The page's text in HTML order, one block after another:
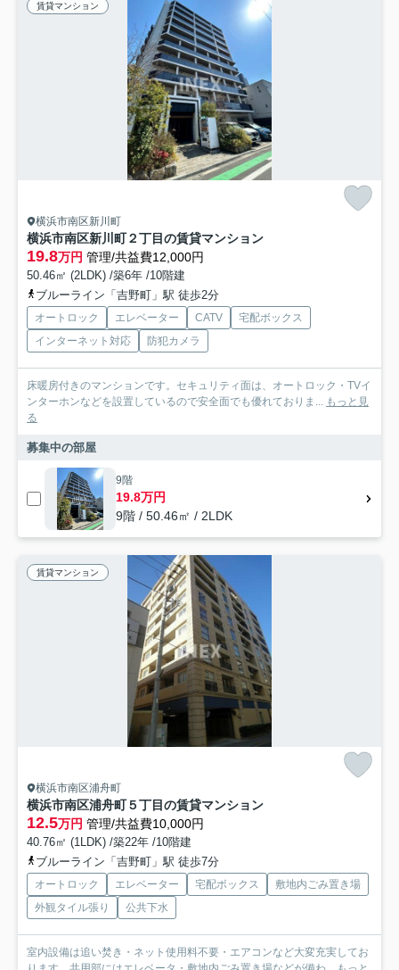
賃貸マンション
横浜市南区新川町
横浜市南区新川町２丁目の賃貸マンション
19.8万円 管理/共益費12,000円
50.46㎡ (2LDK) /築6年 /10階建
ブルーライン「吉野町」駅 徒歩2分
オートロック エレベーター CATV
宅配ボックス
インターネット対応
防犯カメラ
床暖房付きのマンションです。セキュリティ面は、オートロック・TVイ
ンターホンなどを設置しているので安全面でも優れておりま... もっと見
る
募集中の部屋
9階
19.8万円
9階 / 50.46㎡ / 2LDK
賃貸マンション
横浜市南区浦舟町
横浜市南区浦舟町５丁目の賃貸マンション
12.5万円 管理/共益費10,000円
40.76㎡ (1LDK) /築22年 /10階建
ブルーライン「吉野町」駅 徒歩7分
オートロック エレベーター 宅配ボックス
敷地内ごみ置き場
外観タイル張り
公共下水
室内設備は追い焚き・ネット使用料不要・エアコンなど大変充実してお